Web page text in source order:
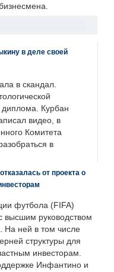
в деле своей
в скандал.
диплома. Курбан
видео, в
Комитета
в
от проекта о
футбола (FIFA)
высшим руководством
На ней в том числе
структуры для
инвесторам.
Инфантино и